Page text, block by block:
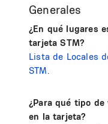
Generales
¿En qué lugares
tarjeta STM?
Lista de Locales
STM.
¿Para qué tipo
en la tarjeta?